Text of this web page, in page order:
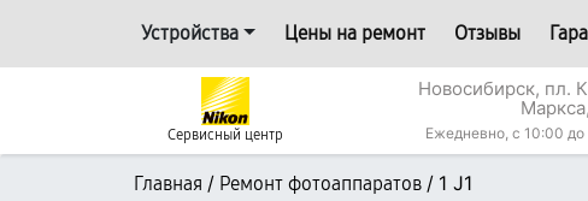
Устройства Цены на ремонт Отзывы
Сервисный центр
Новосибирск, пл.
Ежедневно, с 10:00
Главная / Ремонт фотоаппаратов / 1 J1